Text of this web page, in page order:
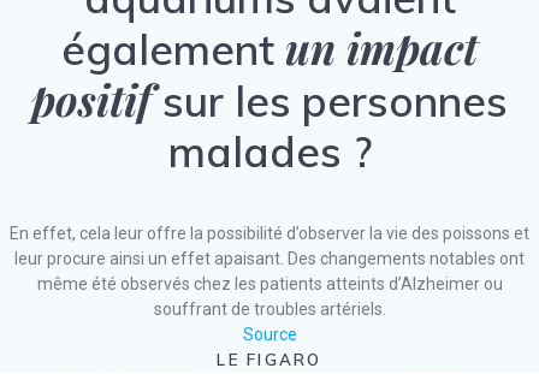
également un impact
positifsur les personnes
malades ?
En effet, cela leur offre la possibilité d’observer la vie des poissons et
leur procure ainsi un effet apaisant. Des changements notables ont
même été observés chez les patients atteints d’Alzheimer ou
souffrant de troubles artériels.
Source
LE FIGARO